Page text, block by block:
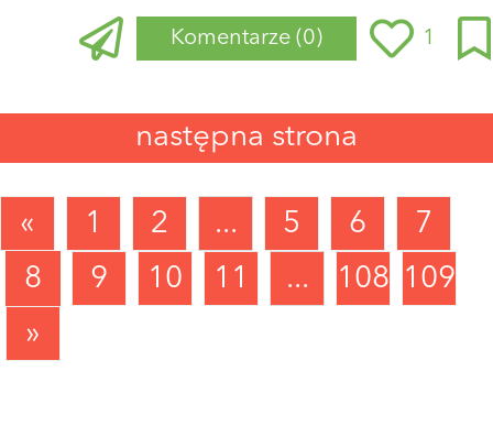
Komentarze (0) 1
następna strona
« 1 2 ... 5 6
7
8
9 10 11 ... 10891090
»